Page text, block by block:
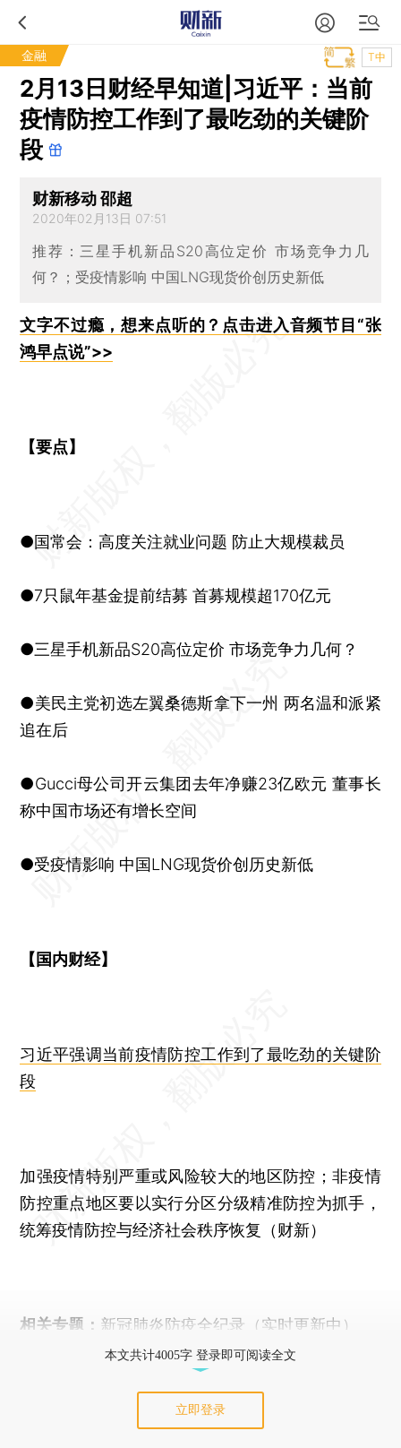
金融 T中
2月13日财经早知道|习近平：当前
疫情防控工作到了最吃劲的关键阶
段
财新移动 邵超
2020年02月13日 07:51
推荐：三星手机新品S20高位定价 市场竞争力几
何？；受疫情影响 中国LNG现货价创历史新低
文字不过瘾，想来点听的？点击进入音频节目“张
鸿早点说”>>
【要点】
●国常会：高度关注就业问题 防止大规模裁员
●7只鼠年基金提前结募 首募规模超170亿元
●三星手机新品S20高位定价 市场竞争力几何？
●美民主党初选左翼桑德斯拿下一州 两名温和派紧
追在后
●Gucci母公司开云集团去年净赚23亿欧元 董事长
称中国市场还有增长空间
●受疫情影响 中国LNG现货价创历史新低
【国内财经】
习近平强调当前疫情防控工作到了最吃劲的关键阶
段
加强疫情特别严重或风险较大的地区防控；非疫情
防控重点地区要以实行分区分级精准防控为抓手，
统筹疫情防控与经济社会秩序恢复（财新）
相关专题： 新冠肺炎防疫全纪录（实时更新中）
本文共计4005字 登录即可阅读全文
立即登录